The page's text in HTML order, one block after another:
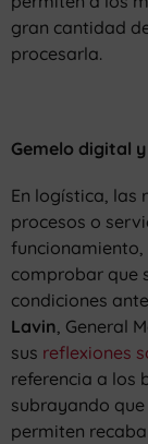
gran cantidad
procesarla.
Gemelo digital
En logística, las
procesos o
comprobar que
condiciones
Lavin, General
sus reflexiones
referencia a los
subrayando
permiten